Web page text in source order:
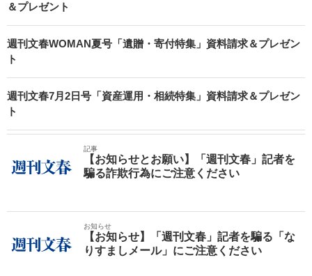
＆プレゼント
週刊文春WOMAN夏号「遺贈・寄付特集」資料請求＆プレゼン
ト
週刊文春7月2日号「資産運用・相続特集」資料請求＆プレゼン
ト
記事
【お知らせとお願い】「週刊文春」記者を
騙る詐欺行為にご注意ください
お知らせ
【お知らせ】「週刊文春」記者を騙る「な
りすましメール」にご注意ください